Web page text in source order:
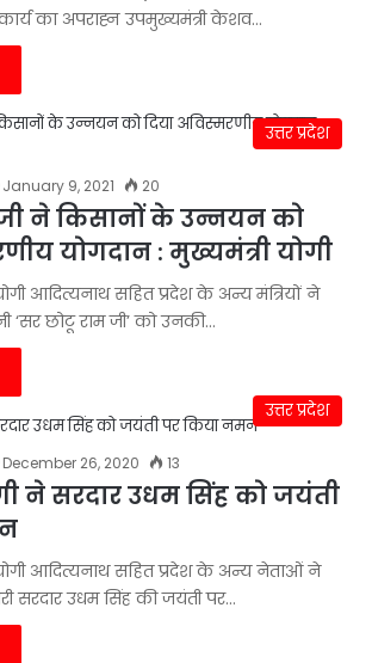
का अपराह्न उपमुख्यमंत्री केशव…
उत्तर प्रदेश
January 9, 2021 20
ने किसानों के उन्नयन को
योगदान : मुख्यमंत्री योगी
आदित्यनाथ सहित प्रदेश के अन्य मंत्रियों ने
‘सर छोटू राम जी’ को उनकी…
उत्तर प्रदेश
December 26, 2020 13
ने सरदार उधम सिंह को जयंती
आदित्यनाथ सहित प्रदेश के अन्य नेताओं ने
सरदार उधम सिंह की जयंती पर…